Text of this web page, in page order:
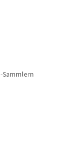
Sammlern